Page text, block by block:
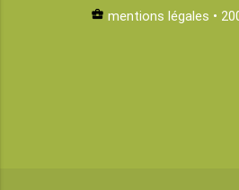
business_center mentions légales •